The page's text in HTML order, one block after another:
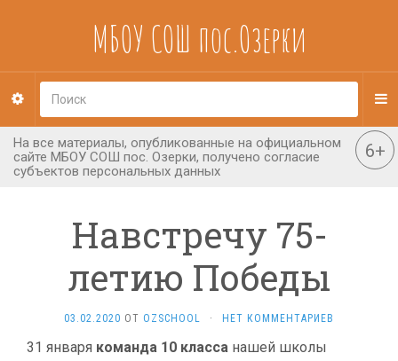
МБОУ СОШ пос.Озерки
Навстречу 75-
летию Победы
03.02.2020 ОТ OZSCHOOL · НЕТ КОММЕНТАРИЕВ
31 января команда 10 класса нашей школы